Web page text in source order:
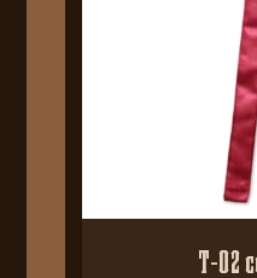
T-02